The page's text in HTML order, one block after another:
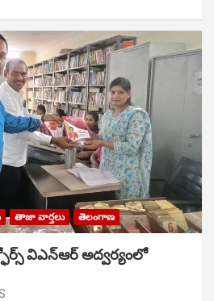
తాజా వార్తలు తెలంగాణ
విఎన్ఆర్ అద్వర్యంలో